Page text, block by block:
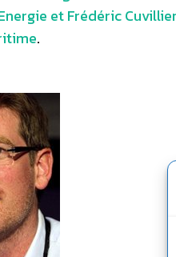
et Frédéric
.